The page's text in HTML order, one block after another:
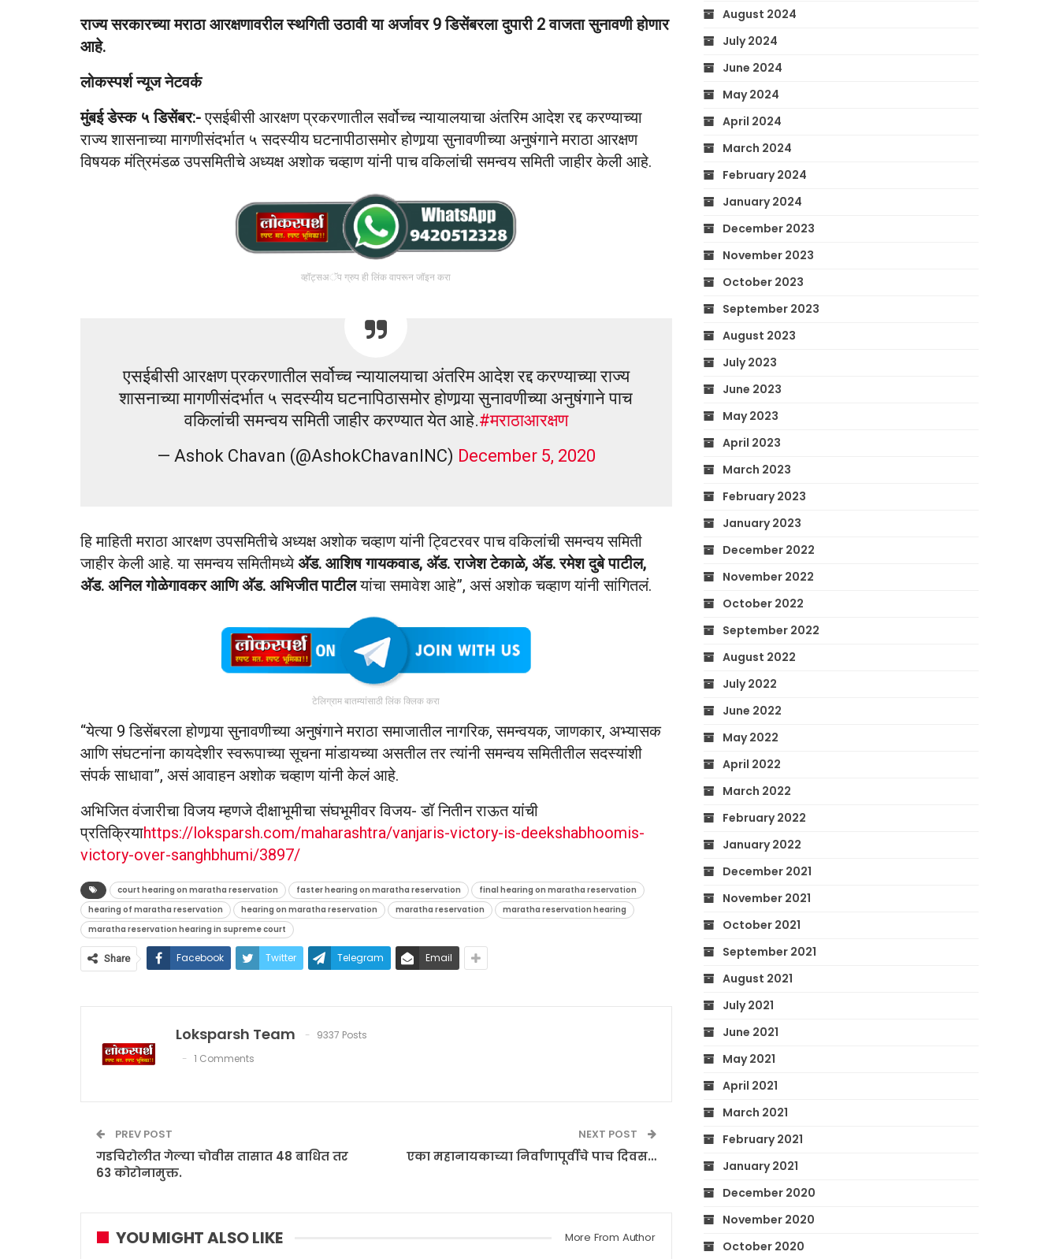
राज्य सरकारच्या मराठा आरक्षणावरील स्थगिती उठावी या अर्जावर 9 डिसेंबरला दुपारी 2 वाजता सुनावणी होणार
आहे.
लोकस्पर्श न्यूज नेटवर्क
मुंबई डेस्क ५ डिसेंबर:-एसईबीसी आरक्षण प्रकरणातील सर्वोच्च न्यायालयाचा अंतरिम आदेश रद्द करण्याच्या
राज्य शासनाच्या मागणीसंदर्भात ५ सदस्यीय घटनापीठासमोर होणार्‍या सुनावणीच्या अनुषंगाने मराठा आरक्षण
विषयक मंत्रिमंडळ उपसमितीचे अध्यक्ष अशोक चव्हाण यांनी पाच वकिलांची समन्वय समिती जाहीर केली आहे.
व्हॉट्सअॅप ग्रुप ही लिंक वापरून जॉइन करा
एसईबीसी आरक्षण प्रकरणातील सर्वोच्च न्यायालयाचा अंतरिम आदेश रद्द करण्याच्या राज्य
शासनाच्या मागणीसंदर्भात ५ सदस्यीय घटनापिठासमोर होणार्‍या सुनावणीच्या अनुषंगाने पाच
वकिलांची समन्वय समिती जाहीर करण्यात येत आहे.#मराठाआरक्षण
— Ashok Chavan (@AshokChavanINC) December 5, 2020
हि माहिती मराठा आरक्षण उपसमितीचे अध्यक्ष अशोक चव्हाण यांनी ट्विटरवर पाच वकिलांची समन्वय समिती
जाहीर केली आहे. या समन्वय समितीमध्येअ‍ॅड. आशिष गायकवाड, अ‍ॅड. राजेश टेकाळे, अ‍ॅड. रमेश दुबे पाटील,
अ‍ॅड. अनिल गोळेगावकर आणि अ‍ॅड. अभिजीत पाटीलयांचा समावेश आहे”, असं अशोक चव्हाण यांनी सांगितलं.
टेलिग्राम बातम्यांसाठी लिंक क्लिक करा
“येत्या 9 डिसेंबरला होणार्‍या सुनावणीच्या अनुषंगाने मराठा समाजातील नागरिक, समन्वयक, जाणकार, अभ्यासक
आणि संघटनांना कायदेशीर स्वरूपाच्या सूचना मांडायच्या असतील तर त्यांनी समन्वय समितीतील सदस्यांशी
संपर्क साधावा”, असं आवाहन अशोक चव्हाण यांनी केलं आहे.
अभिजित वंजारीचा विजय म्हणजे दीक्षाभूमीचा संघभूमीवर विजय- डॉ नितीन राऊत यांची
प्रतिक्रियाhttps://loksparsh.com/maharashtra/vanjaris-victory-is-deekshabhoomis-
victory-over-sanghbhumi/3897/
court hearing on maratha reservation faster hearing on maratha reservation
final hearing on maratha reservation
hearing of maratha reservation
hearing on maratha reservation maratha reservation
maratha reservation hearing
maratha reservation hearing in supreme court
Share Facebook Twitter Telegram Email
Loksparsh Team
9337 Posts
1 Comments
PREV POST
गडचिरोलीत गेल्या चोवीस तासात 48 बाधित तर
63 कोरोनामुक्त.
NEXT POST
एका महानायकाच्या निर्वाणापूर्वीचे पाच दिवस…
YOU MIGHT ALSO LIKE More From Author
August 2024
July 2024
June 2024
May 2024
April 2024
March 2024
February 2024
January 2024
December 2023
November 2023
October 2023
September 2023
August 2023
July 2023
June 2023
May 2023
April 2023
March 2023
February 2023
January 2023
December 2022
November 2022
October 2022
September 2022
August 2022
July 2022
June 2022
May 2022
April 2022
March 2022
February 2022
January 2022
December 2021
November 2021
October 2021
September 2021
August 2021
July 2021
June 2021
May 2021
April 2021
March 2021
February 2021
January 2021
December 2020
November 2020
October 2020